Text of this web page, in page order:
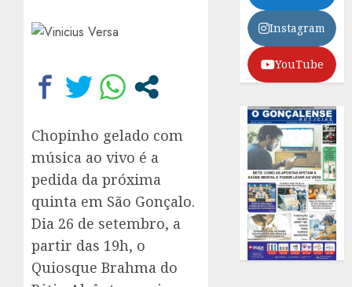
Chopinho gelado com
música ao vivo é a
pedida da próxima
quinta em São Gonçalo.
Dia 26 de setembro, a
partir das 19h, o
Quiosque Brahma do
Instagram
YouTube